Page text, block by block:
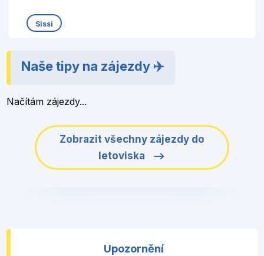
Sissi
Naše tipy na zájezdy ✈️
Načítám zájezdy...
Zobrazit všechny zájezdy do
letoviska
Upozornění